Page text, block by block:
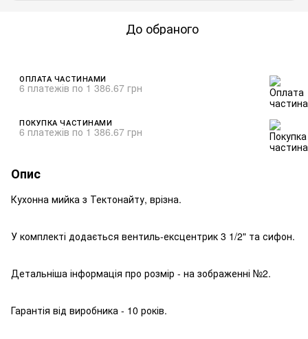
До обраного
ОПЛАТА ЧАСТИНАМИ
6 платежів по 1 386.67 грн
ПОКУПКА ЧАСТИНАМИ
6 платежів по 1 386.67 грн
Опис
Кухонна мийка з Тектонайту, врізна.
У комплекті додається вентиль-ексцентрик 3 1/2" та сифон.
Детальніша інформація про розмір - на зображенні №2.
Гарантія від виробника - 10 років.